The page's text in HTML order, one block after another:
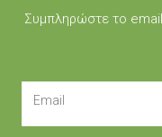
Συμπληρώστε τo email
Email